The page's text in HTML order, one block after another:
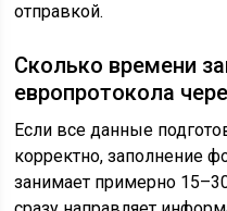
отправкой.
Сколько времени
европротокола
Если все данные
корректно, заполнение
занимает примерно